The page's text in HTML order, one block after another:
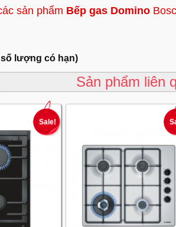
sản phẩm Bếp gas Domino
lượng có hạn)
Sản phẩm liên
Sale!